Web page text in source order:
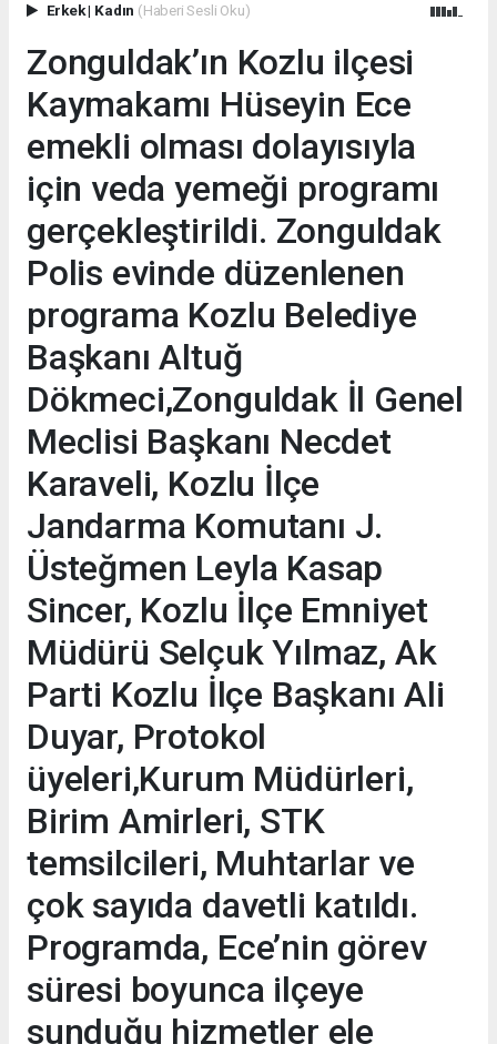
Erkek| Kadın (Haberi Sesli Oku)
Zonguldak’ın Kozlu ilçesi
Kaymakamı Hüseyin Ece
emekli olması dolayısıyla
için veda yemeği programı
gerçekleştirildi. Zonguldak
Polis evinde düzenlenen
programa Kozlu Belediye
Başkanı Altuğ
Dökmeci,Zonguldak İl Genel
Meclisi Başkanı Necdet
Karaveli, Kozlu İlçe
Jandarma Komutanı J.
Üsteğmen Leyla Kasap
Sincer, Kozlu İlçe Emniyet
Müdürü Selçuk Yılmaz, Ak
Parti Kozlu İlçe Başkanı Ali
Duyar, Protokol
üyeleri,Kurum Müdürleri,
Birim Amirleri, STK
temsilcileri, Muhtarlar ve
çok sayıda davetli katıldı.
Programda, Ece’nin görev
süresi boyunca ilçeye
sunduğu hizmetler ele